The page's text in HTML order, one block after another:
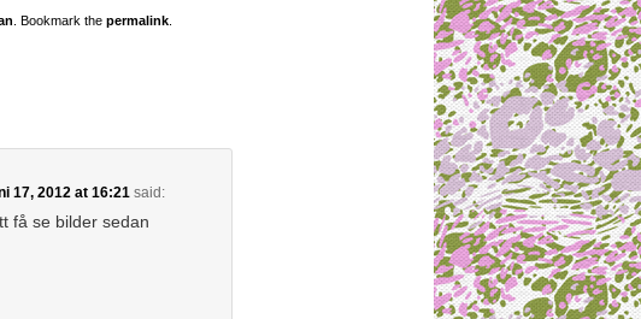
. Bookmark the permalink
17, 2012 at 16:21 said:
få se bilder sedan